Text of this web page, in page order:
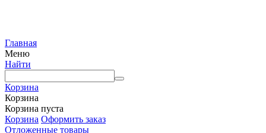
Главная
Меню
Найти
Корзина
Корзина
Корзина пуста
Корзина Оформить заказ
Отложенные товары